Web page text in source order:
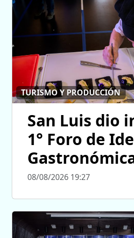
TURISMO Y PRODUCCIÓN
San Luis dio
1° Foro de
08/08/2026 19:27